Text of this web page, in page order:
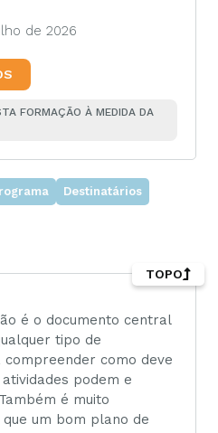
de 2026
FORMAÇÃO À MEDIDA DA
Destinatários
é o documento central
tipo de
como deve
podem e
é muito
um bom plano de
TOPO